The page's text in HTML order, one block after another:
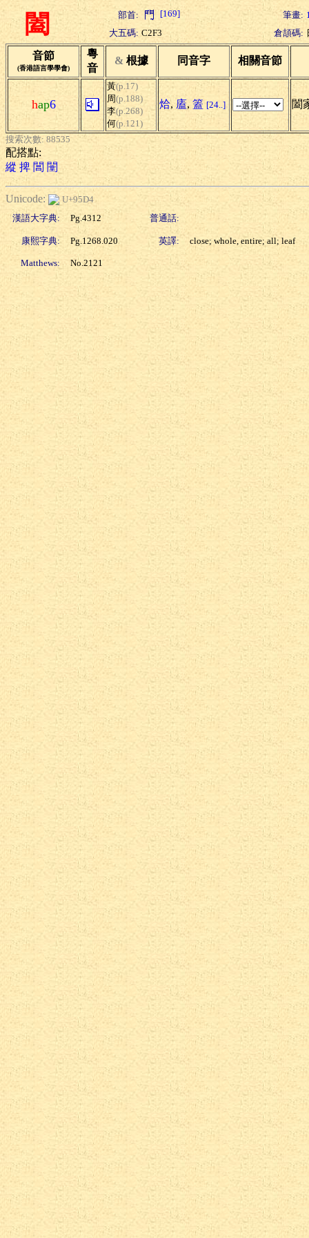
闔 部首: [169] 筆畫:
大五碼: C2F3 倉頡碼:
音節
(香港語言學學會)
粵
音
& 根據 同音字 相關音節
hap6
黃(p.17)
周(p.188)
李(p.268)
何(p.121)
烚, 廅, 篕 [24..] 闔
搜索次數: 88535
配搭點:
縱 捭 閶 闛
Unicode:
U+95D4
漢語大字典:
Pg.4312 普通話:
康熙字典: Pg.1268.020 英譯: close; whole, entire; all; leaf
Matthews: No.2121